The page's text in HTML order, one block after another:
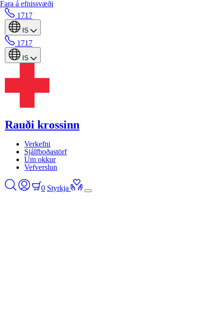
Fara á efnissvæði
1717
IS
1717
IS
Rauði krossinn
Verkefni
Sjálfboðastörf
Um okkur
Vefverslun
0 Styrkja